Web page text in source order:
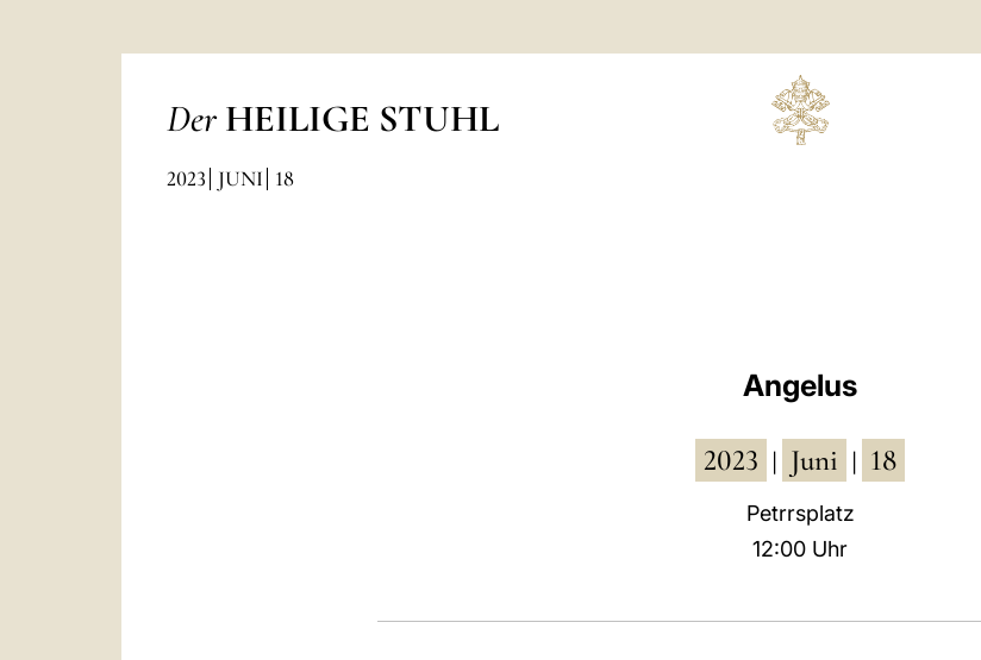
Der HEILIGE STUHL
2023 JUNI 18
Angelus
2023 Juni 18
Petrrsplatz
12:00 Uhr